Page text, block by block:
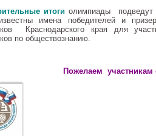
итоги олимпиады подведут
имена победителей и
Краснодарского края для
по обществознанию.
Пожелаем